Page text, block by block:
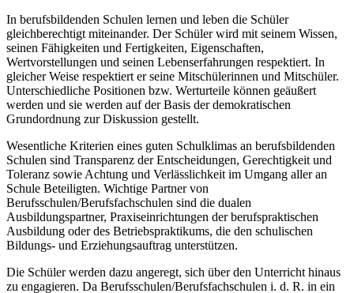
In berufsbildenden Schulen lernen und leben die Schüler
gleichberechtigt miteinander. Der Schüler wird mit seinem Wissen,
seinen Fähigkeiten und Fertigkeiten, Eigenschaften,
Wertvorstellungen und seinen Lebenserfahrungen respektiert. In
gleicher Weise respektiert er seine Mitschülerinnen und Mitschüler.
Unterschiedliche Positionen bzw. Werturteile können geäußert
werden und sie werden auf der Basis der demokratischen
Grundordnung zur Diskussion gestellt.
Wesentliche Kriterien eines guten Schulklimas an berufsbildenden
Schulen sind Transparenz der Entscheidungen, Gerechtigkeit und
Toleranz sowie Achtung und Verlässlichkeit im Umgang aller an
Schule Beteiligten. Wichtige Partner von
Berufsschulen/Berufsfachschulen sind die dualen
Ausbildungspartner, Praxiseinrichtungen der berufspraktischen
Ausbildung oder des Betriebspraktikums, die den schulischen
Bildungs- und Erziehungsauftrag unterstützen.
Die Schüler werden dazu angeregt, sich über den Unterricht hinaus
zu engagieren. Da Berufsschulen/Berufsfachschulen i. d. R. in ein